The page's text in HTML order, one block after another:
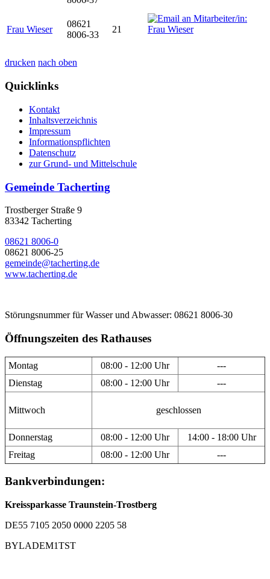
Frau Wieser
08621
8006-33
21
drucken nach oben
Quicklinks
Kontakt
Inhaltsverzeichnis
Impressum
Informationspflichten
Datenschutz
zur Grund- und Mittelschule
Gemeinde Tacherting
Trostberger Straße 9
83342 Tacherting
08621 8006-0
08621 8006-25
gemeinde@tacherting.de
www.tacherting.de
Störungsnummer für Wasser und Abwasser: 08621 8006-30
Öffnungszeiten des Rathauses
Montag 08:00 - 12:00 Uhr
---
Dienstag
08:00 - 12:00 Uhr ---
Mittwoch geschlossen
Donnerstag 08:00 - 12:00 Uhr
14:00 - 18:00 Uhr
Freitag
08:00 - 12:00 Uhr ---
Bankverbindungen:
Kreissparkasse Traunstein-Trostberg
DE55 7105 2050 0000 2205 58
BYLADEM1TST